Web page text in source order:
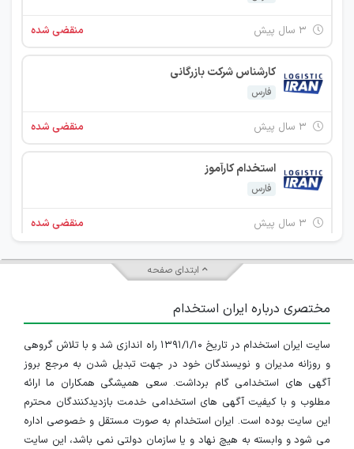
IranEstekhdam.ir
منقضی شده
کارشناس شرکت بازرگانی
فارس
منقضی شده
استخدام کارآموز
فارس
منقضی شده
مالی و اداری
۳ سال پیش منقضی شده
استخدام کارشناس تولید محتوا
فارس
۳ سال پیش منقضی شده
ابتدای صفحه
مختصری درباره ایران استخدام
سایت ایران استخدام در تاریخ ۱۳۹۱/۱/۱۰ راه اندازی شد و با تلاش گروهی
و روزانه مدیران و نویسندگان خود در جهت تبدیل شدن به مرجع بروز
آگهی های استخدامی گام برداشت. سعی همیشگی همکاران ما ارائه
مطلوب و با کیفیت آگهی های استخدامی خدمت بازدیدکنندگان محترم
این سایت بوده است. ایران استخدام به صورت مستقل و خصوصی اداره
می شود و وابسته به هیچ نهاد و یا سازمان دولتی نمی باشد، این سایت